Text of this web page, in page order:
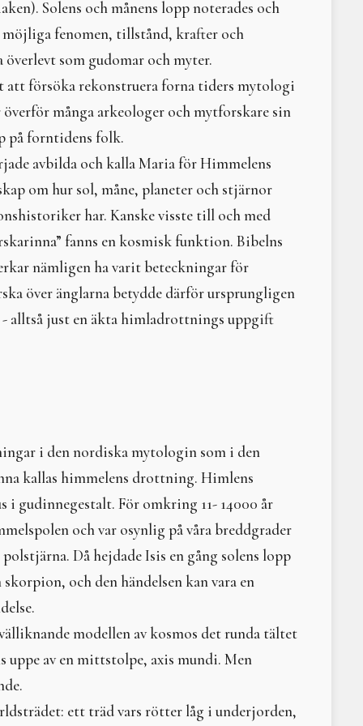
HEXIKON
Övergångs- och
Freja och Frölunda
Bildstenen från Smiss
När indiankvinnorna
Jättinnor, jättar och
Ner med kejsarens
Hilma af Klint
Changing Woman –
Litteraturtips: The
Ananke -
Litteraturtips; The
Kybele och
Hel
Litteraturtips - Den
Omedvetna könsnormer
Lilith
I Gammelmor Spindels
Djur och människa i
Trädgårdsterapi som
Komtemåtta – en
Litteraturtips: När
Vi firar vintersolståndet
Solens och månens lopp noterades och
möjliga fenomen, tillstånd, krafter och
överlevt som gudomar och myter.
försöka rekonstruera forna tiders mytologi
många arkeologer och mytforskare sin
på forntidens folk.
avbilda och kalla Maria för Himmelens
om hur sol, måne, planeter och stjärnor
har. Kanske visste till och med
fanns en kosmisk funktion. Bibelns
nämligen ha varit beteckningar för
över änglarna betydde därför ursprungligen
alltså just en äkta himladrottnings uppgift
i den nordiska mytologin som i den
kallas himmelens drottning. Himlens
i gudinnegestalt. För omkring 11- 14000 år
och var osynlig på våra breddgrader
Då hejdade Isis en gång solens lopp
och den händelsen kan vara en
modellen av kosmos det runda tältet
uppe av en mittstolpe, axis mundi. Men
ett träd vars rötter låg i underjorden,